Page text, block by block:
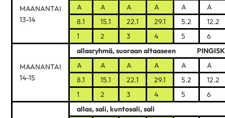
MAANANTAI
13-14
A
A A A A
A
8.1
15.1 22.1 29.1 5.2
12.2
1
2 3 4 5 6
MAANANTAI
14-15
allasryhmä, suoraan altaaseen
A
A A A A
A
8.1
15.1 22.1 29.1 5.2
12.2
1
2 3 4 5 6
allas, sali, kuntosali, sali